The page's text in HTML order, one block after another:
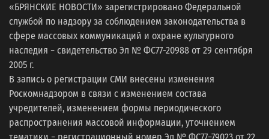
«БРЯНСКИЕ НОВОСТИ» зарегистрировано Федеральной
службой по надзору за соблюдением законодательства в
сфере массовых коммуникаций и охране культурного
наследия − свидетельство Эл № ФС77-20988 от 29 сентября
2005 г.
В запись о регистрации СМИ внесены изменения
Роскомнадзором в связи с изменением состава
учредителей, изменением формы периодического
распространения массовой информации, уточнением